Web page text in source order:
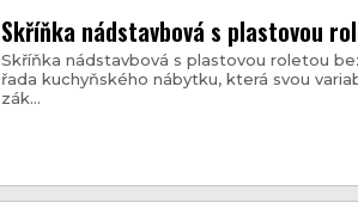
Skříňka nádstavbová s plastovou
Skříňka nádstavbová s plastovou roletou
řada kuchyňského nábytku, která svou
zák...